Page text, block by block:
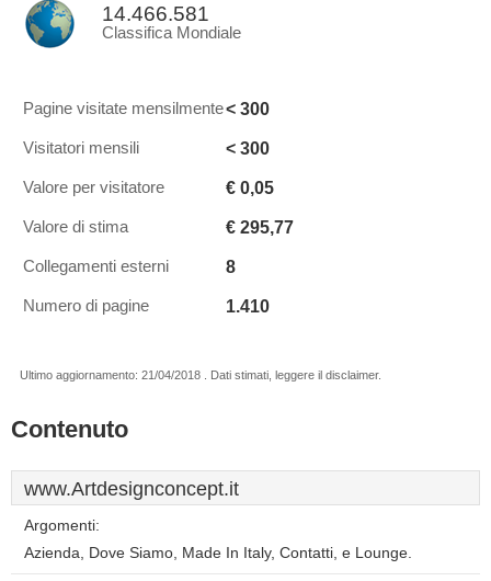
14.466.581
Classifica Mondiale
Pagine visitate mensilmente< 300
Visitatori mensili < 300
Valore per visitatore € 0,05
Valore di stima € 295,77
Collegamenti esterni 8
Numero di pagine 1.410
Ultimo aggiornamento: 21/04/2018 . Dati stimati, leggere il disclaimer.
Contenuto
www.Artdesignconcept.it
Argomenti:
Azienda, Dove Siamo, Made In Italy, Contatti, e Lounge.